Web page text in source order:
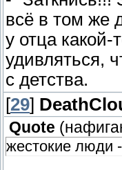
всё в том же
у отца
удивляться,
с детства.
[29]
Quote (
жестокие люди